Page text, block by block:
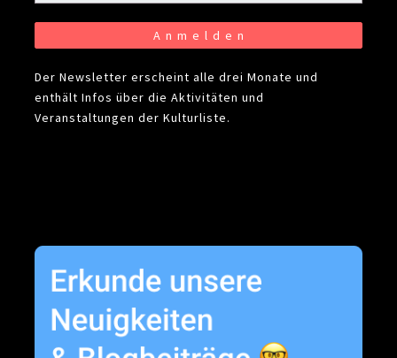
Der Newsletter erscheint alle drei Monate und
enthält Infos über die Aktivitäten und
Veranstaltungen der Kulturliste.